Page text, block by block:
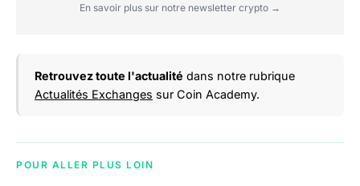
En savoir plus sur notre newsletter crypto →
Retrouvez toute l'actualité dans notre rubrique
Actualités Exchanges sur Coin Academy.
POUR ALLER PLUS LOIN